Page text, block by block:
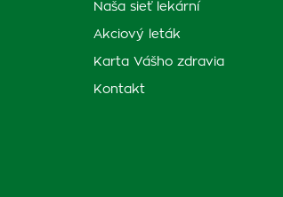
Naša sieť lekární
Akciový leták
Karta Vášho zdravia
Kontakt